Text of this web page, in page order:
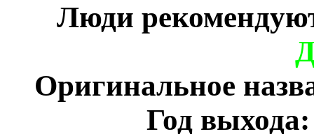
Люди
Оригинальное
Год